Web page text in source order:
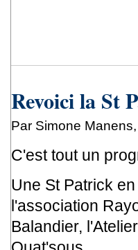
Revoici la St
Par Simone
C'est tout un
Une St Patrick
l'association
Balandier,